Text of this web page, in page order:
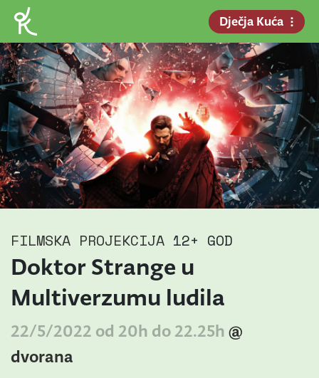
Dječja Kuća
FILMSKA PROJEKCIJA 12+ GOD
Doktor Strange u
Multiverzumu ludila
22/5/2022 od 20h do 22.25h @
dvorana